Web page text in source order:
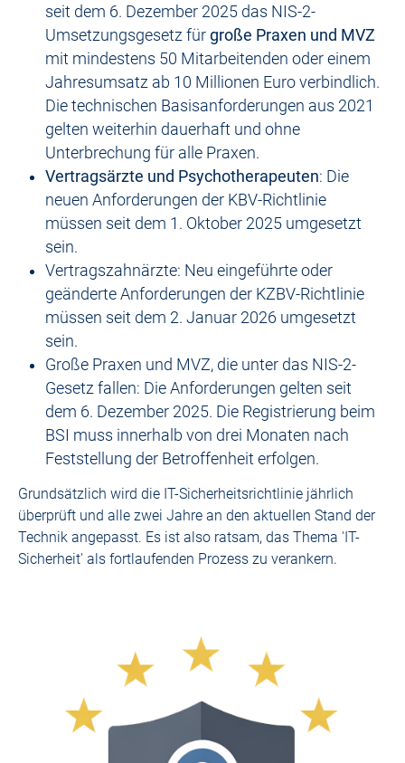
seit dem 6. Dezember 2025 das NIS-2-
Umsetzungsgesetz fürgroße Praxen und MVZ
mit mindestens 50 Mitarbeitenden oder einem
Jahresumsatz ab 10 Millionen Euro verbindlich.
Die technischen Basisanforderungen aus 2021
gelten weiterhin dauerhaft und ohne
Unterbrechung für alle Praxen.
Vertragsärzte und Psychotherapeuten: Die
neuen Anforderungen der KBV-Richtlinie
müssen seit dem 1. Oktober 2025 umgesetzt
sein.
Vertragszahnärzte: Neu eingeführte oder
geänderte Anforderungen der KZBV-Richtlinie
müssen seit dem 2. Januar 2026 umgesetzt
sein.
Große Praxen und MVZ, die unter das NIS-2-
Gesetz fallen: Die Anforderungen gelten seit
dem 6. Dezember 2025. Die Registrierung beim
BSI muss innerhalb von drei Monaten nach
Feststellung der Betroffenheit erfolgen.
Grundsätzlich wird die IT-Sicherheitsrichtlinie jährlich
überprüft und alle zwei Jahre an den aktuellen Stand der
Technik angepasst. Es ist also ratsam, das Thema 'IT-
Sicherheit' als fortlaufenden Prozess zu verankern.